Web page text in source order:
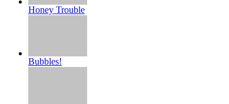
Honey Trouble
Bubbles!